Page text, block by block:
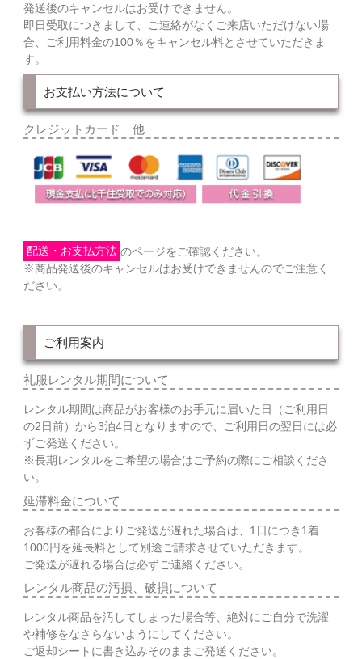
発送後のキャンセルはお受けできません。
即日受取につきまして、ご連絡がなくご来店いただけない場
合、ご利用料金の100％をキャンセル料とさせていただきま
す。
お支払い方法について
クレジットカード 他
配送・お支払方法 のページをご確認ください。
※商品発送後のキャンセルはお受けできませんのでご注意く
ださい。
ご利用案内
礼服レンタル期間について
レンタル期間は商品がお客様のお手元に届いた日（ご利用日
の2日前）から3泊4日となりますので、ご利用日の翌日には必
ずご発送ください。
※長期レンタルをご希望の場合はご予約の際にご相談くださ
い。
延滞料金について
お客様の都合によりご発送が遅れた場合は、1日につき1着
1000円を延長料として別途ご請求させていただきます。
ご発送が遅れる場合は必ずご連絡ください。
レンタル商品の汚損、破損について
レンタル商品を汚してしまった場合等、絶対にご自分で洗濯
や補修をなさらないようにしてください。
ご返却シートに書き込みそのままご発送ください。